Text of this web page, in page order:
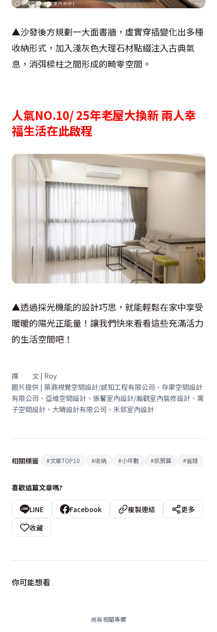
▲沙發後方規劃一大面書牆，虛實穿插變化出多種
收納形式，加入淺灰色大理石材點綴注入古典氣
息，消弭樑柱之間形成的畸零空間。
人氣NO.10/ 25年老屋大換新 兩人幸
福生活在此啟程
▲透過採光機能的設計巧思，就能輕鬆在家中享受
暖暖的陽光正能量！讓我們快來看看這些充滿活力
的生活空間吧！
撰 文 | Roy
圖片提供 | 築鼎視覺空間設計/感知工程有限公司、存果空間設計
有限公司、亞維空間設計、張馨室內設計/瀚觀室內裝修設計、寓
子空間設計、大晴設計有限公司、禾郅室內設計
相關標籤 #文章TOP10 #收納 #小坪數 #抓預算 #省錢
喜歡這篇文章嗎?
LINE Facebook 複製連結
更多
收藏
你可能想看
尚無相關專欄